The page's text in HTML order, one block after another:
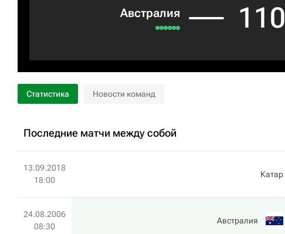
Австралия 110
Статистика Новости команд
Последние матчи между собой
13.09.2018
18:00
Катар
24.08.2006
08:30
Австралия